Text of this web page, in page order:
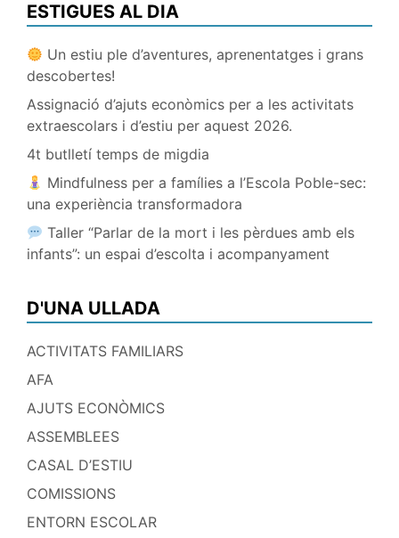
ESTIGUES AL DIA
Un estiu ple d’aventures, aprenentatges i grans
descobertes!
Assignació d’ajuts econòmics per a les activitats
extraescolars i d’estiu per aquest 2026.
4t butlletí temps de migdia
Mindfulness per a famílies a l’Escola Poble-sec:
una experiència transformadora
Taller “Parlar de la mort i les pèrdues amb els
infants”: un espai d’escolta i acompanyament
D'UNA ULLADA
ACTIVITATS FAMILIARS
AFA
AJUTS ECONÒMICS
ASSEMBLEES
CASAL D’ESTIU
COMISSIONS
ENTORN ESCOLAR